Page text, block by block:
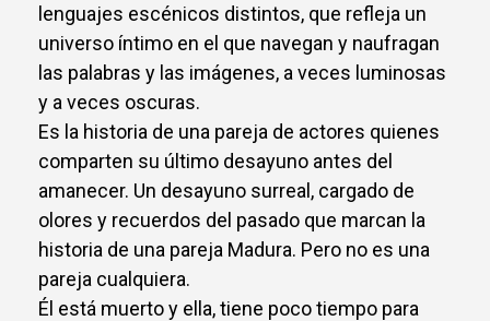
lenguajes escénicos distintos, que refleja un
universo íntimo en el que navegan y naufragan
las palabras y las imágenes, a veces luminosas
y a veces oscuras.
Es la historia de una pareja de actores quienes
comparten su último desayuno antes del
amanecer. Un desayuno surreal, cargado de
olores y recuerdos del pasado que marcan la
historia de una pareja Madura. Pero no es una
pareja cualquiera.
Él está muerto y ella, tiene poco tiempo para